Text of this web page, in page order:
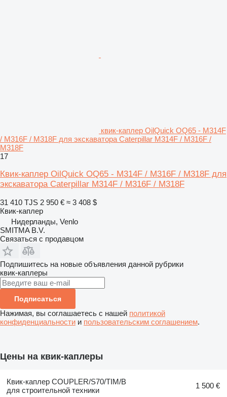
квик-каплер OilQuick OQ65 - M314F
/ M316F / M318F для экскаватора Caterpillar M314F / M316F /
M318F
17
Квик-каплер OilQuick OQ65 - M314F / M316F / M318F для
экскаватора Caterpillar M314F / M316F / M318F
31 410 TJS 2 950 € ≈ 3 408 $
Квик-каплер
Нидерланды, Venlo
SMITMA B.V.
Связаться с продавцом
Подпишитесь на новые объявления данной рубрики
квик-каплеры
Подписаться
Нажимая, вы соглашаетесь с нашей политикой
конфиденциальности и пользовательским соглашением.
Цены на квик-каплеры
Квик-каплер COUPLER/S70/TIM/B
для строительной техники
1 500 €